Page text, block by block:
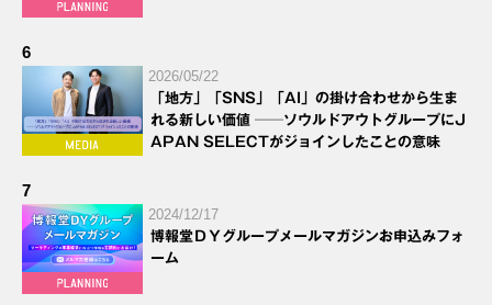
6
2026/05/22
「地方」「SNS」「AI」の掛け合わせから生ま
れる新しい価値 ──ソウルドアウトグループにJ
APAN SELECTがジョインしたことの意味
7
2024/12/17
博報堂ＤＹグループメールマガジンお申込みフォ
ーム